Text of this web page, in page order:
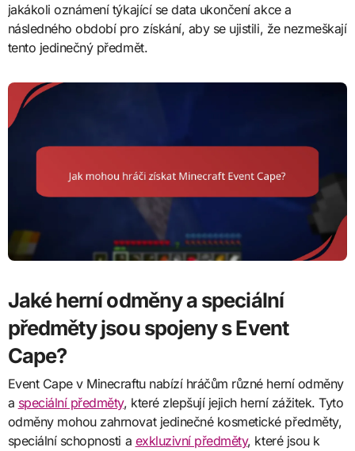
jakákoli oznámení týkající se data ukončení akce a
následného období pro získání, aby se ujistili, že nezmeškají
tento jedinečný předmět.
Jaké herní odměny a speciální
předměty jsou spojeny s Event
Cape?
Event Cape v Minecraftu nabízí hráčům různé herní odměny
a speciální předměty, které zlepšují jejich herní zážitek. Tyto
odměny mohou zahrnovat jedinečné kosmetické předměty,
speciální schopnosti a exkluzivní předměty, které jsou k